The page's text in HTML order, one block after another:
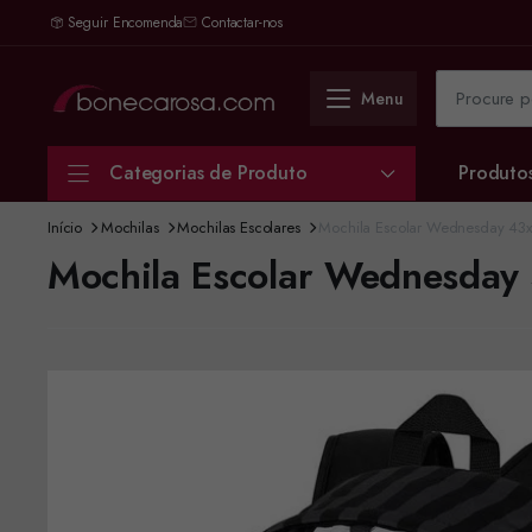
Seguir Encomenda Contactar-nos
Menu
Categorias de Produto
Início Mochilas Mochilas Escolares
Mochila Escolar